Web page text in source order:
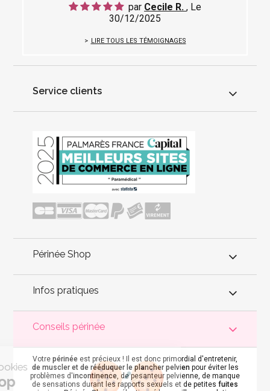
par Cecile R. , Le
30/12/2025
LIRE TOUS LES TÉMOIGNAGES
Service clients
Périnée Shop
Infos pratiques
Conseils périnée
Votre périnée est précieux ! Il est donc primordial d'entretenir,
de muscler et de rééduquer le plancher pelvienpour éviter les
problèmes d'incontinence , de pesanteur pelvienne, de manque
de sensations durant les rapports sexuels et de petites fuites
nous...les Cookies
Shop